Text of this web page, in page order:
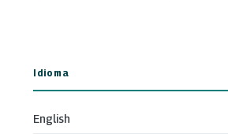
Idioma
English